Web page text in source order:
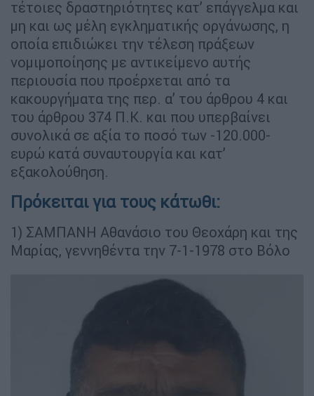
τέτοιες δραστηριότητες κατ’ επάγγελμα και
μη και ως μέλη εγκληματικής οργάνωσης, η
οποία επιδιώκει την τέλεση πράξεων
νομιμοποίησης με αντικείμενο αυτής
περιουσία που προέρχεται από τα
κακουργήματα της περ. α’ του άρθρου 4 και
του άρθρου 374 Π.Κ. και που υπερβαίνει
συνολικά σε αξία το ποσό των -120.000-
ευρώ κατά συναυτουργία και κατ’
εξακολούθηση.
Πρόκειται για τους κάτωθι:
1) ΣΑΜΠΑΝΗ Αθανάσιο του Θεοχάρη και της
Μαρίας, γεννηθέντα την 7-1-1978 στο Βόλο